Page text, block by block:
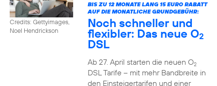
Credits: Gettyimages,
Noel Hendrickson
BIS ZU 12 MONATE LANG 15 EURO RABATT
AUF DIE MONATLICHE GRUNDGEBÜHR:
Noch schneller und
flexibler: Das neue O2
DSL
Ab 27. April starten die neuen O2
DSL Tarife – mit mehr Bandbreite in
den Einsteigertarifen und einer